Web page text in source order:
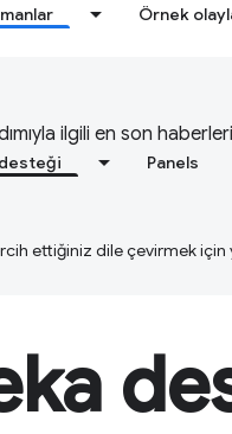
Örnek
ilgili en son
Panels
ettiğiniz dile çevirmek için